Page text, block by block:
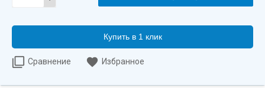
Купить в 1 клик
Сравнение Избранное